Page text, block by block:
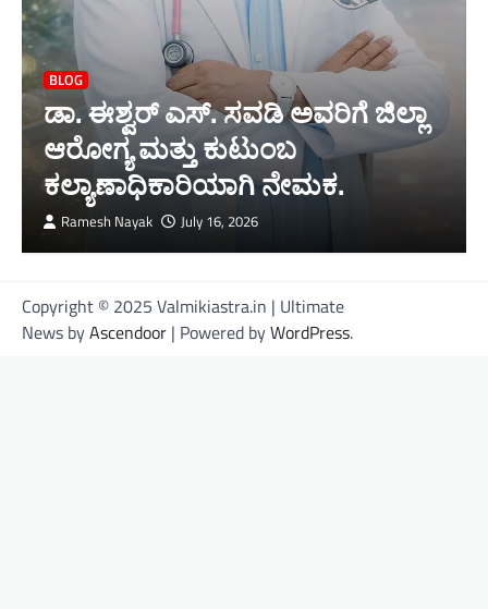
BLOG
ಡಾ. ಈಶ್ವರ್ ಎಸ್. ಸವಡಿ ಅವರಿಗೆ ಜಿಲ್ಲಾ
ಆರೋಗ್ಯ ಮತ್ತು ಕುಟುಂಬ
ಕಲ್ಯಾಣಾಧಿಕಾರಿಯಾಗಿ ನೇಮಕ.
Ramesh Nayak July 16, 2026
Copyright © 2025 Valmikiastra.in | Ultimate
News byAscendoor | Powered byWordPress.